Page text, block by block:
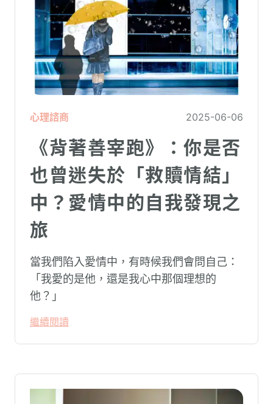
心理諮商 2025-06-06
《背著善宰跑》：你是否
也曾迷失於「救贖情結」
中？愛情中的自我發現之
旅
當我們陷入愛情中，有時候我們會問自己：
「我愛的是他，還是我心中那個理想的
他？」
繼續閱讀